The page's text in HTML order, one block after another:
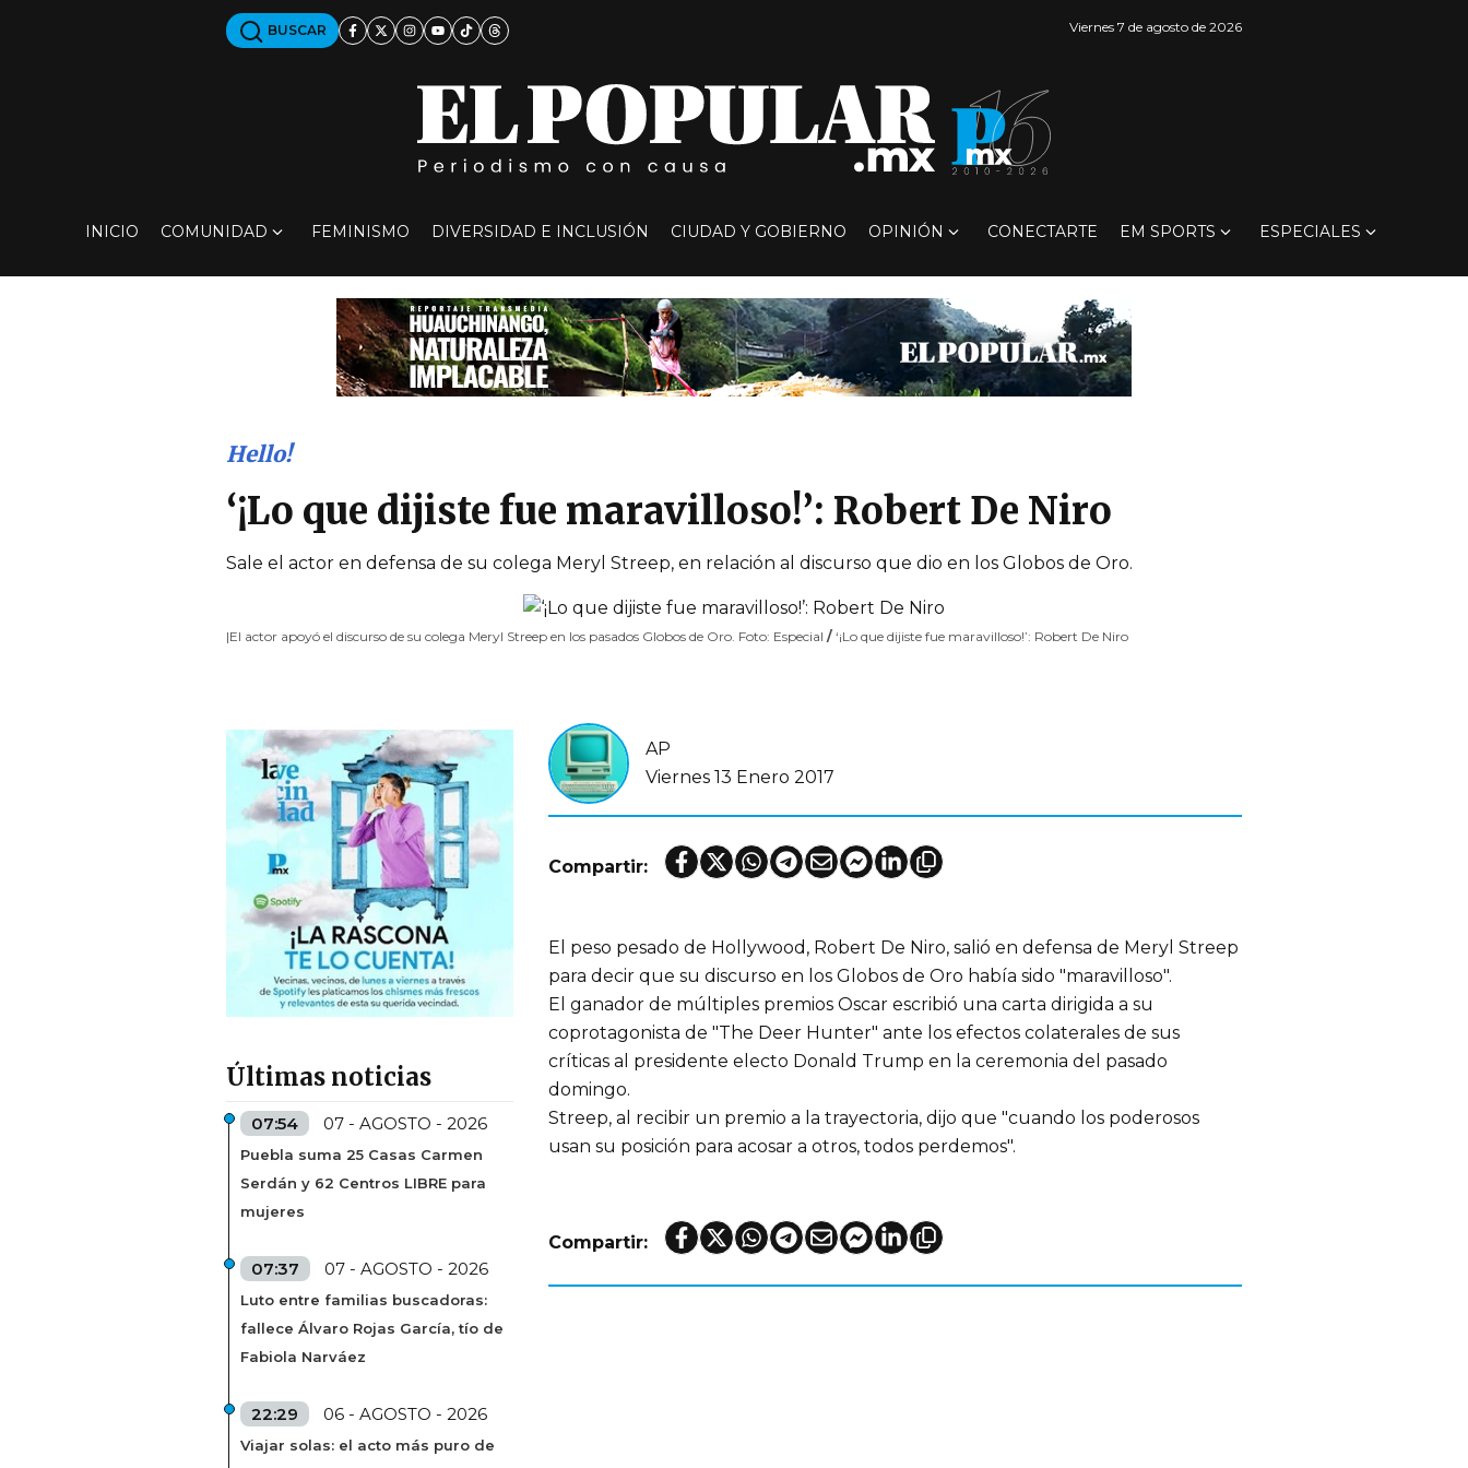
BUSCAR Viernes 7 de agosto de 2026
INICIO COMUNIDAD FEMINISMO DIVERSIDAD E INCLUSIÓN CIUDAD Y GOBIERNO OPINIÓN CONECTARTE EM SPORTS ESPECIALES
|El actor apoyó el discurso de su colega Meryl Streep en los pasados Globos de Oro. Foto: Especial / ‘¡Lo que dijiste fue maravilloso!’: Robert De Niro
Hello!
‘¡Lo que dijiste fue maravilloso!’: Robert De Niro
Sale el actor en defensa de su colega Meryl Streep, en relación al discurso que dio en los Globos de Oro.
Últimas noticias
07:54 07 - AGOSTO - 2026
Puebla suma 25 Casas Carmen
Serdán y 62 Centros LIBRE para
mujeres
07:37 07 - AGOSTO - 2026
Luto entre familias buscadoras:
fallece Álvaro Rojas García, tío de
Fabiola Narváez
22:29 06 - AGOSTO - 2026
Viajar solas: el acto más puro de
AP
Viernes 13 Enero 2017
Compartir:
El peso pesado de Hollywood, Robert De Niro, salió en defensa de Meryl Streep
para decir que su discurso en los Globos de Oro había sido "maravilloso".
El ganador de múltiples premios Oscar escribió una carta dirigida a su
coprotagonista de "The Deer Hunter" ante los efectos colaterales de sus
críticas al presidente electo Donald Trump en la ceremonia del pasado
domingo.
Streep, al recibir un premio a la trayectoria, dijo que "cuando los poderosos
usan su posición para acosar a otros, todos perdemos".
Compartir: